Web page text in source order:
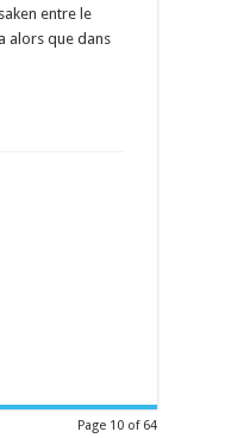
entre le
alors que dans
Page 10 of 64